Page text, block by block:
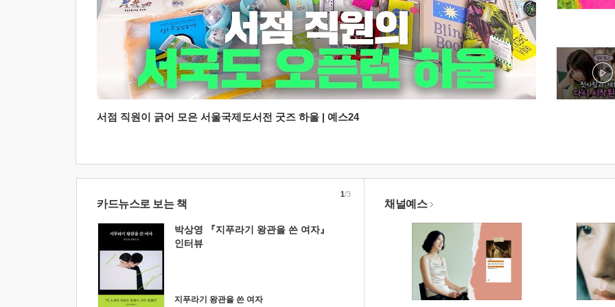
서점 직원이 긁어 모은 서울국제도서전 굿즈 하울 | 예스24
카드뉴스로 보는 책
박상영 『지푸라기 왕관을 쓴 여자』
인터뷰
지푸라기 왕관을 쓴 여자
1/3
채널예스